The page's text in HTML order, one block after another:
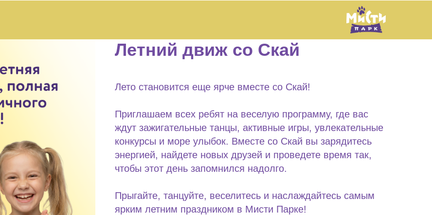
Летний движ со Скай
Лето становится еще ярче вместе со Скай!
Приглашаем всех ребят на веселую программу, где вас
ждут зажигательные танцы, активные игры, увлекательные
конкурсы и море улыбок. Вместе со Скай вы зарядитесь
энергией, найдете новых друзей и проведете время так,
чтобы этот день запомнился надолго.
Прыгайте, танцуйте, веселитесь и наслаждайтесь самым
ярким летним праздником в Мисти Парке!